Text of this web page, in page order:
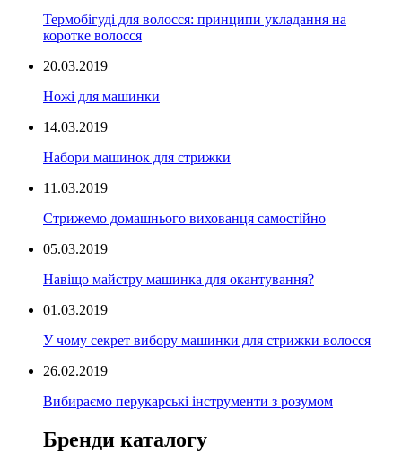
Термобігуді для волосся: принципи укладання на
коротке волосся
20.03.2019
Ножі для машинки
14.03.2019
Набори машинок для стрижки
11.03.2019
Стрижемо домашнього вихованця самостійно
05.03.2019
Навіщо майстру машинка для окантування?
01.03.2019
У чому секрет вибору машинки для стрижки волосся
26.02.2019
Вибираємо перукарські інструменти з розумом
Бренди каталогу